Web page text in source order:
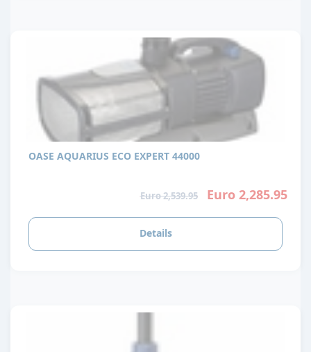
OASE AQUARIUS ECO EXPERT 44000
Euro 2,539.95 Euro 2,285.95
Details